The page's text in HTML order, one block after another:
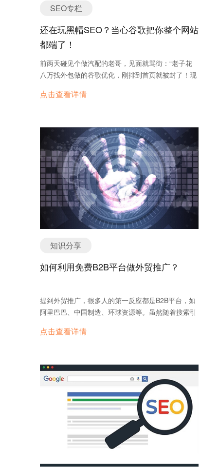
析工具，企业可以在自己的公共主页免费查看
投放了广告，企业可以在广告管理后台看到更为详细
的主页分析数据，并为企业提供广告优化建议。此
析工具，比如Hootsuite、buffer、询盘云等。 询盘云
是一款针对外贸场景的营销管理SaaS软件，它集成
了企业外贸营销过程中营销推广、在线转化和询盘管
理的所有功能，打通了流量获取-营销管理-销售管理
户画像，衡量营销效果，降低营销成本，提升营销效
率。
的网站录入速度相对快一些。所以，交际网站有它独
特的优势。 交际媒体具有传达性强的特点。在一个大
的主题下，会发生许多碎片化的内容。正是以这些细
微的内容为小枢纽串联起个别，发生激烈的传达效
应，招引新的用户。 由于热度较高，信息量较大，链
接较多，所以愈加招引查找蜘蛛的留意，这是交际网
要点，通过传达效应和粉丝效应带来更多的潜在客
器。 询盘云是一款由拥有十多年外贸出海营销经验产
品经理和强大的技术团队合力策划研发的，集聊天工
具、CRM系统、数据分析、海外营销平台为一体的外
贸全网营销 SaaS 平台，针对外贸企业出海营销中的
痛点，诚意提供解决方案。
SEO专栏
还在玩黑帽SEO？当心谷歌把你整个网站
都端了！
前两天碰见个做汽配的老哥，见面就骂街：“老子花
八万找外包做的谷歌优化，刚排到首页就被封了！现
伙，页面上密密麻麻塞了三百多次“auto parts”，这是
词填鸭: 恨不得每段都插20个关键词，读起来跟结巴
似的。 垃圾外链养殖场: 花六千块买五千个论坛签名
外链，结果链向的全是菠菜网站。 隐形文字障眼法:
把白色字体的“valve manufacturer”铺满背景。 自动
生成器量产: 用工具批量生产五百篇“pump
supplier”伪原创。 最绝的是某深圳大厂，搞了20个
镜像网站互相导流，结果被谷歌一锅端——主站输入
公司网址直接提示“该网站可能 hacked”。 谷歌猎杀
黑名单有多狠？去年有个真实案例：某地灯具厂在文
了五十个不同国家的城市词。开始两个月流量暴涨，
结果第三个月网站直接被踢出谷歌索引！更扎心的
是，现在连外链农场都不好使了。谷歌去年更新的
产品评论里插英文工业关键词”这种骚操作。 我们给
一家被误伤的机械厂申诉时，谷歌官方回复亮
白帽玩家躺着收钱的秘密 江苏有个做实验室仪器的
他们“how to calibrate pH meter”这篇居然干翻了美
国同行——就因为文章里加了校准视频+可下载的
PDF操作手册。 说句大实话：现在谷歌就认死理
—— ✅ 用户看完你的文章会不会按后退键？（停留
时间决定生死） ✅ 手机加载你网站要不要3秒以上？
（AMP页面现在权重飙升） ✅ 文章是不是用机器翻
译的塑料英语？（LSI关键词识别语义关联） 三招
合规上车指南 内容断舍离: 把那些自嗨的“best
点击查看详情
知识分享
如何利用免费B2B平台做外贸推广？
提到外贸推广，很多人的第一反应都是B2B平台，如
阿里巴巴、中国制造、环球资源等。虽然随着搜索引
下降趋势。但不可否认，B2B推广依然是目前外贸推
费的B2B平台推广。在没有足够的资金投入以及对产
品销售的信心之前，有些外贸老板并不愿意投入
29800元甚至更高来开启自己的外贸之旅。所以，先
让外贸业务员注册一些免费的B2B，发一些自己公司
的信息和产品的信息就成了这类公司外贸推广的第一
步。 各行各业都有属于自己的B2B外贸平台，当然还
有综合型的平台，对平台而言主要是分免费和付费之
中得到询盘，但是要知道这些平台都会有付费会员，
点击查看详情